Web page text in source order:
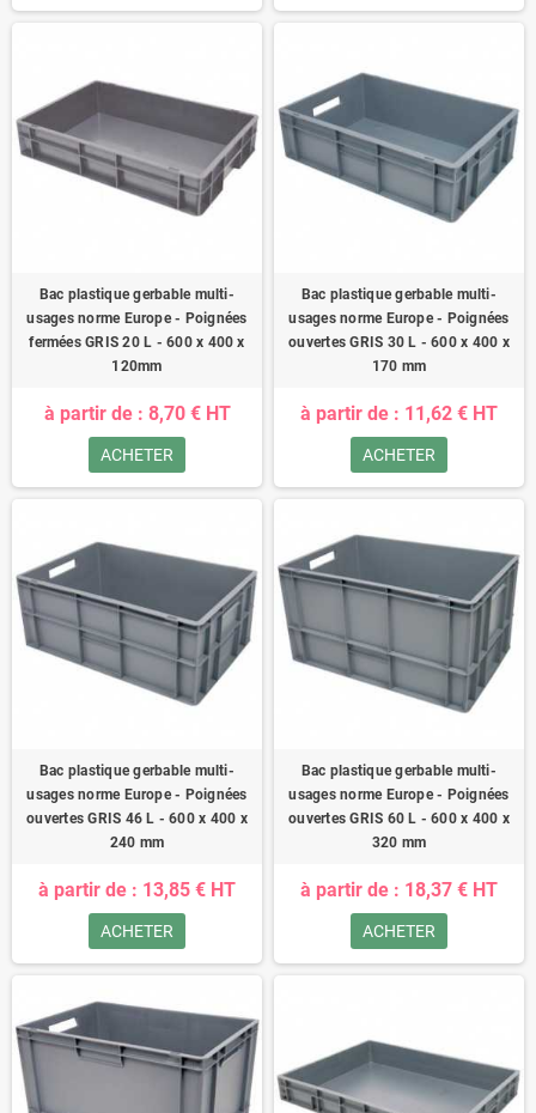
Bac plastique gerbable multi-
usages norme Europe - Poignées
fermées GRIS 20 L - 600 x 400 x
120mm
à partir de : 8,70 € HT
ACHETER
Bac plastique gerbable multi-
usages norme Europe - Poignées
ouvertes GRIS 30 L - 600 x 400 x
170 mm
à partir de : 11,62 € HT
ACHETER
Bac plastique gerbable multi-
usages norme Europe - Poignées
ouvertes GRIS 46 L - 600 x 400 x
240 mm
à partir de : 13,85 € HT
ACHETER
Bac plastique gerbable multi-
usages norme Europe - Poignées
ouvertes GRIS 60 L - 600 x 400 x
320 mm
à partir de : 18,37 € HT
ACHETER